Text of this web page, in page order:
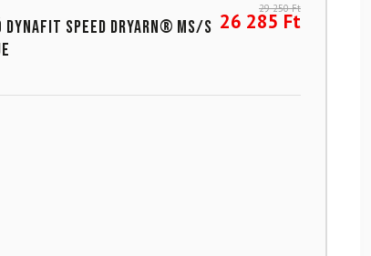
Speed ​​​​​Dryarn® MS/S
29 250Ft
26 285 Ft